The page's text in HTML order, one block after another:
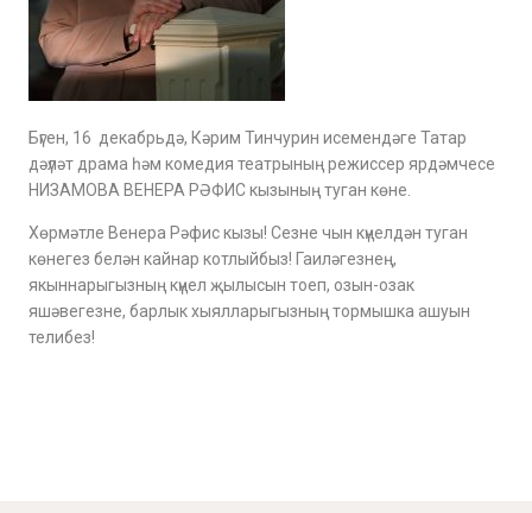
Бүген, 16 декабрьдә, Кәрим Тинчурин исемендәге Татар
дәүләт драма һәм комедия театрының режиссер ярдәмчесе
НИЗАМОВА ВЕНЕРА РӘФИС кызының туган көне.
Хөрмәтле Венера Рәфис кызы! Сезне чын күңелдән туган
көнегез белән кайнар котлыйбыз! Гаиләгезнең,
якыннарыгызның күңел җылысын тоеп, озын-озак
яшәвегезне, барлык хыялларыгызның тормышка ашуын
телибез!